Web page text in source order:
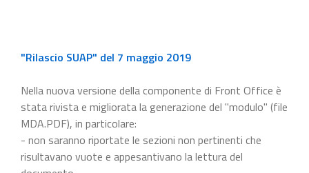
"Rilascio SUAP" del 7 maggio 2019
Nella nuova versione della componente di Front Office è
stata rivista e migliorata la generazione del "modulo" (file
MDA.PDF), in particolare:
- non saranno riportate le sezioni non pertinenti che
risultavano vuote e appesantivano la lettura del